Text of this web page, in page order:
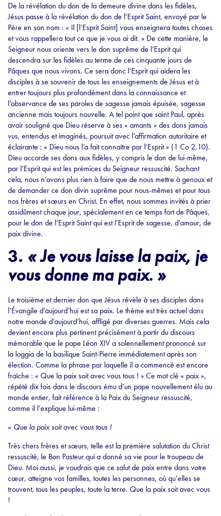
De la révélation du don de la demeure divine dans les fidèles,
Jésus passe à la révélation du don de l’Esprit Saint, envoyé par le
Père en son nom : « Il [l’Esprit Saint] vous enseignera toutes choses
et vous rappellera tout ce que je vous ai dit. » De cette manière, le
Seigneur nous oriente vers le don suprême de l’Esprit qui
descendra sur les fidèles au terme de ces cinquante jours de
Pâques que nous vivons. Ce sera donc l’Esprit qui aidera les
disciples à se souvenir de tous les enseignements de Jésus et à
entrer toujours plus profondément dans la connaissance et
l’observance de ses paroles de sagesse jamais épuisée, sagesse
ancienne mais toujours nouvelle. A tel point que saint Paul, après
avoir souligné que Dieu réserve à ses « amants » des dons jamais
vus, entendus et imaginés, poursuit avec l’affirmation autoritaire et
éclairante : « Dieu nous l’a fait connaître par l’Esprit » (1 Co 2,10).
Dieu accorde ses dons aux fidèles, y compris le don de lui-même,
par l’Esprit qui est les prémices du Seigneur ressuscité. Sachant
cela, nous n’avons plus rien à faire que de nous mettre à genoux et
de demander ce don divin suprême pour nous-mêmes et pour tous
nos frères et sœurs en Christ. En effet, nous sommes invités à prier
assidûment chaque jour, spécialement en ce temps fort de Pâques,
pour le don de l’Esprit Saint qui est l’Esprit de sagesse, d’amour, de
paix divine.
3. « Je vous laisse la paix, je
vous donne ma paix. »
Le troisième et dernier don que Jésus révèle à ses disciples dans
l’Évangile d’aujourd’hui est sa paix. Le thème est très actuel dans
notre monde d’aujourd’hui, affligé par diverses guerres. Mais cela
devient encore plus pertinent précisément à partir du discours
mémorable que le pape Léon XIV a solennellement prononcé sur
la loggia de la basilique Saint-Pierre immédiatement après son
élection. Comme la phrase par laquelle il a commencé est encore
fraîche : « Que la paix soit avec vous tous ! » Ce mot clé « paix »,
répété dix fois dans le discours ému d’un pape nouvellement élu au
monde entier, fait référence à la Paix du Seigneur ressuscité,
comme il l’explique lui-même :
« Que la paix soit avec vous tous !
Très chers frères et sœurs, telle est la première salutation du Christ
ressuscité, le Bon Pasteur qui a donné sa vie pour le troupeau de
Dieu. Moi aussi, je voudrais que ce salut de paix entre dans votre
cœur, atteigne vos familles, toutes les personnes, où qu’elles se
trouvent, tous les peuples, toute la terre. Que la paix soit avec vous
!